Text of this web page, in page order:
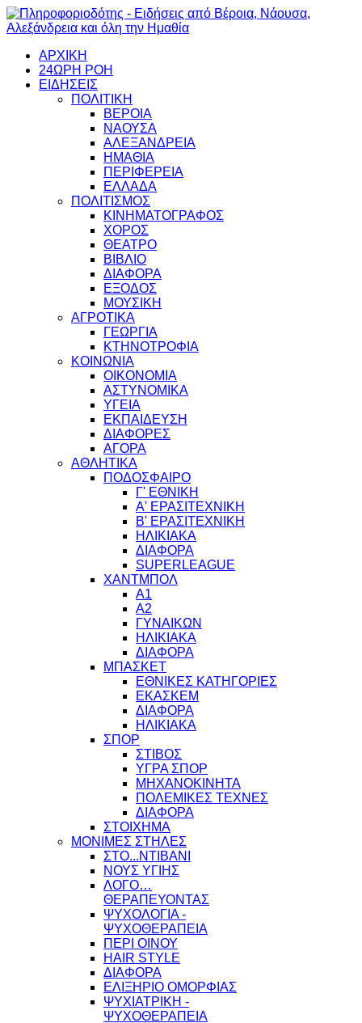
ΑΡΧΙΚΗ
24ΩΡΗ ΡΟΗ
ΕΙΔΗΣΕΙΣ
ΠΟΛΙΤΙΚΗ
ΒΕΡΟΙΑ
ΝΑΟΥΣΑ
ΑΛΕΞΑΝΔΡΕΙΑ
ΗΜΑΘΙΑ
ΠΕΡΙΦΕΡΕΙΑ
ΕΛΛΑΔΑ
ΠΟΛΙΤΙΣΜΟΣ
ΚΙΝΗΜΑΤΟΓΡΑΦΟΣ
ΧΟΡΟΣ
ΘΕΑΤΡΟ
ΒΙΒΛΙΟ
ΔΙΑΦΟΡΑ
ΕΞΟΔΟΣ
ΜΟΥΣΙΚΗ
ΑΓΡΟΤΙΚΑ
ΓΕΩΡΓΙΑ
ΚΤΗΝΟΤΡΟΦΙΑ
ΚΟΙΝΩΝΙΑ
ΟΙΚΟΝΟΜΙΑ
ΑΣΤΥΝΟΜΙΚΑ
ΥΓΕΙΑ
ΕΚΠΑΙΔΕΥΣΗ
ΔΙΑΦΟΡΕΣ
ΑΓΟΡΑ
ΑΘΛΗΤΙΚΑ
ΠΟΔΟΣΦΑΙΡΟ
Γ' ΕΘΝΙΚΗ
Α' ΕΡΑΣΙΤΕΧΝΙΚΗ
Β' ΕΡΑΣΙΤΕΧΝΙΚΗ
ΗΛΙΚΙΑΚΑ
ΔΙΑΦΟΡΑ
SUPERLEAGUE
ΧΑΝΤΜΠΟΛ
Α1
Α2
ΓΥΝΑΙΚΩΝ
ΗΛΙΚΙΑΚΑ
ΔΙΑΦΟΡΑ
ΜΠΑΣΚΕΤ
ΕΘΝΙΚΕΣ ΚΑΤΗΓΟΡΙΕΣ
ΕΚΑΣΚΕΜ
ΔΙΑΦΟΡΑ
ΗΛΙΚΙΑΚΑ
ΣΠΟΡ
ΣΤΙΒΟΣ
ΥΓΡΑ ΣΠΟΡ
ΜΗΧΑΝΟΚΙΝΗΤΑ
ΠΟΛΕΜΙΚΕΣ ΤΕΧΝΕΣ
ΔΙΑΦΟΡΑ
ΣΤΟΙΧΗΜΑ
ΜΟΝΙΜΕΣ ΣΤΗΛΕΣ
ΣΤΟ...ΝΤΙΒΑΝΙ
ΝΟΥΣ ΥΓΙΗΣ
ΛΟΓΟ…
ΘΕΡΑΠΕΥΟΝΤΑΣ
ΨΥΧΟΛΟΓΙΑ -
ΨΥΧΟΘΕΡΑΠΕΙΑ
ΠΕΡΙ ΟΙΝΟΥ
HAIR STYLE
ΔΙΑΦΟΡΑ
ΕΛΙΞΗΡΙΟ ΟΜΟΡΦΙΑΣ
ΨΥΧΙΑΤΡΙΚΗ -
ΨΥΧΟΘΕΡΑΠΕΙΑ